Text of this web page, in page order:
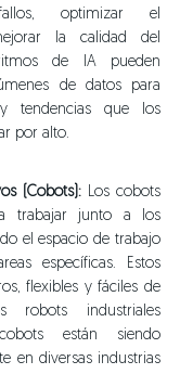
optimizar el
la calidad del
de IA pueden
de datos para
tendencias que los
por alto.
(Cobots): Los cobots
trabajar junto a los
el espacio de trabajo
específicas. Estos
flexibles y fáciles de
robots industriales
están siendo
en diversas industrias